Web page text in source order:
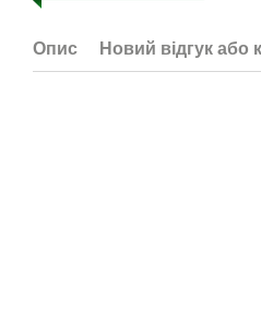
Опис Новий відгук або